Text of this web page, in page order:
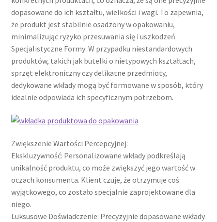
dopasowane do ich kształtu, wielkości i wagi. To zapewnia,
że produkt jest stabilnie osadzony w opakowaniu,
minimalizując ryzyko przesuwania się i uszkodzeń.
Specjalistyczne Formy: W przypadku niestandardowych
produktów, takich jak butelki o nietypowych kształtach,
sprzęt elektroniczny czy delikatne przedmioty,
dedykowane wkłady mogą być formowane w sposób, który
idealnie odpowiada ich specyficznym potrzebom.
Zwiększenie Wartości Percepcyjnej:
Ekskluzywność: Personalizowane wkłady podkreślają
unikalność produktu, co może zwiększyć jego wartość w
oczach konsumenta. Klient czuje, że otrzymuje coś
wyjątkowego, co zostało specjalnie zaprojektowane dla
niego.
Luksusowe Doświadczenie: Precyzyjnie dopasowane wkłady